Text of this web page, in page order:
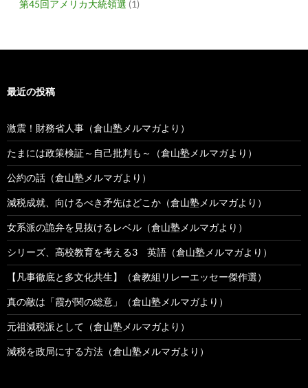
第45回アメリカ大統領選 (1)
最近の投稿
激震！財務省人事（倉山塾メルマガより）
たまには政策検証～自己批判も～（倉山塾メルマガより）
公約の話（倉山塾メルマガより）
減税成就、向けるべき矛先はどこか（倉山塾メルマガより）
女系派の詭弁を見抜けるレベル（倉山塾メルマガより）
シリーズ、高校教育を考える3 英語（倉山塾メルマガより）
【凡事徹底と多文化共生】（倉教組リレーエッセー傑作選）
真の敵は「霞が関の総意」（倉山塾メルマガより）
元祖減税派として（倉山塾メルマガより）
減税を政局にする方法（倉山塾メルマガより）